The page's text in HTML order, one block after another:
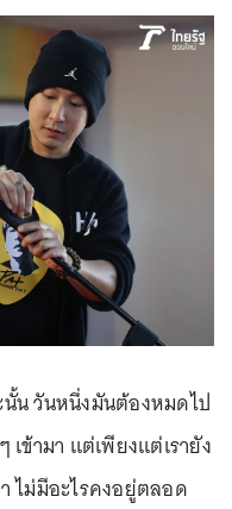
น วันหนึ่งมันต้องหมดไป
เข้ามา แต่เพียงแต่เรายัง
ไม่มีอะไรคงอยู่ตลอด